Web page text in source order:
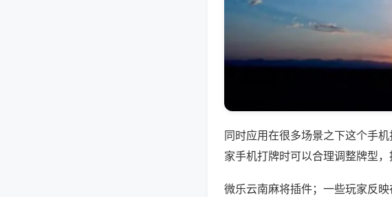
同时应用在很多场景之下这个手
家手机打牌时可以合理调整牌型
微乐云南麻将插件；一些玩家反